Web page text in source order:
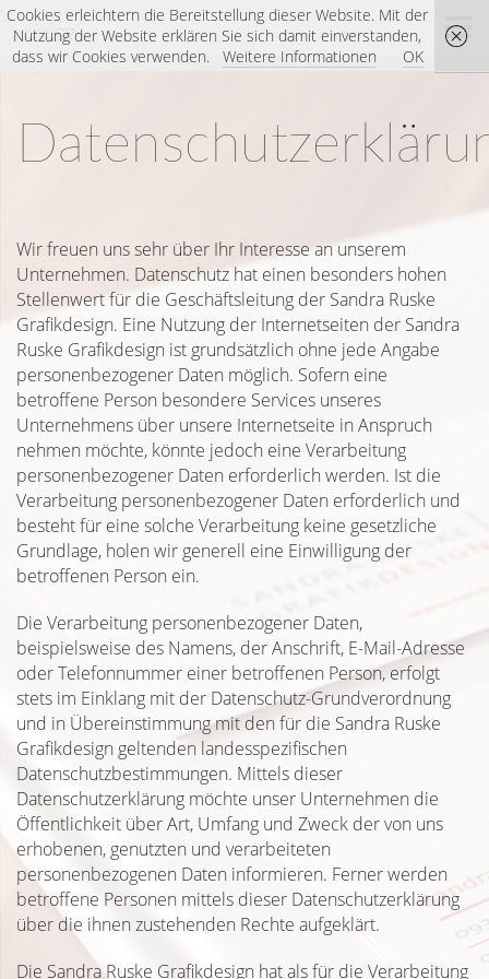
Startseite
Wir freuen uns sehr über Ihr Interesse an unserem
Unternehmen. Datenschutz hat einen besonders hohen
Stellenwert für die Geschäftsleitung der Sandra Ruske
Grafikdesign. Eine Nutzung der Internetseiten der Sandra
Ruske Grafikdesign ist grundsätzlich ohne jede Angabe
personenbezogener Daten möglich. Sofern eine
betroffene Person besondere Services unseres
Unternehmens über unsere Internetseite in Anspruch
nehmen möchte, könnte jedoch eine Verarbeitung
personenbezogener Daten erforderlich werden. Ist die
Verarbeitung personenbezogener Daten erforderlich und
besteht für eine solche Verarbeitung keine gesetzliche
Grundlage, holen wir generell eine Einwilligung der
betroffenen Person ein.
Die Verarbeitung personenbezogener Daten,
beispielsweise des Namens, der Anschrift, E-Mail-Adresse
oder Telefonnummer einer betroffenen Person, erfolgt
stets im Einklang mit der Datenschutz-Grundverordnung
und in Übereinstimmung mit den für die Sandra Ruske
Grafikdesign geltenden landesspezifischen
Datenschutzbestimmungen. Mittels dieser
Datenschutzerklärung möchte unser Unternehmen die
Öffentlichkeit über Art, Umfang und Zweck der von uns
erhobenen, genutzten und verarbeiteten
personenbezogenen Daten informieren. Ferner werden
betroffene Personen mittels dieser Datenschutzerklärung
über die ihnen zustehenden Rechte aufgeklärt.
Die Sandra Ruske Grafikdesign hat als für die Verarbeitung
Cookies erleichtern die Bereitstellung dieser Website. Mit der
Nutzung der Website erklären Sie sich damit einverstanden,
dass wir Cookies verwenden.
Weitere Informationen OK